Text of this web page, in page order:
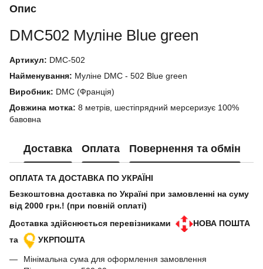
Опис
DMC502 Муліне Blue green
Артикул: DMC-502
Найменування: Муліне DMC - 502 Blue green
Виробник: DMC (Франція)
Довжина мотка: 8 метрів, шестіпрядний мерсеризує 100%
бавовна
Доставка Оплата Повернення та обмін
ОПЛАТА ТА ДОСТАВКА ПО УКРАЇНІ
Безкоштовна доставка по Україні при замовленні на суму
від 2000 грн.! (при повній оплаті)
Доставка здійснюється перевізниками
НОВА ПОШТА
та
УКРПОШТА
Мінімальна сума для оформлення замовлення